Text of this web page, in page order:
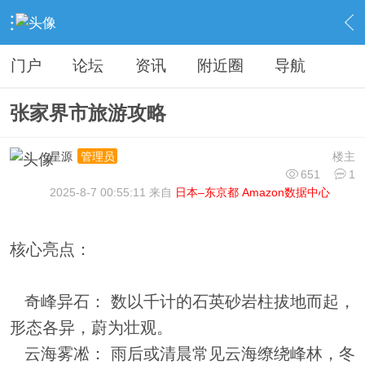
› 分类信息 › 旅游攻略 › 内容
门户 论坛 资讯 附近圈 导航
张家界市旅游攻略
楼主
星源
管理员
651
1
2025-8-7 00:55:11 来自 日本–东京都 Amazon数据中心
核心亮点：
奇峰异石： 数以千计的石英砂岩柱拔地而起，
形态各异，蔚为壮观。
云海雾凇： 雨后或清晨常见云海缭绕峰林，冬